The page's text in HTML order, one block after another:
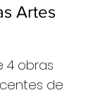
Artes
4 obras
de